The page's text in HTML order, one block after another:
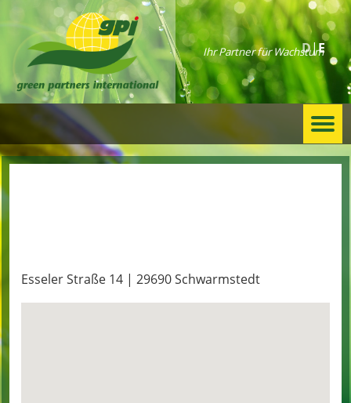
Ihr Partner für Wachstum
D E
Esseler Straße 14 | 29690 Schwarmstedt